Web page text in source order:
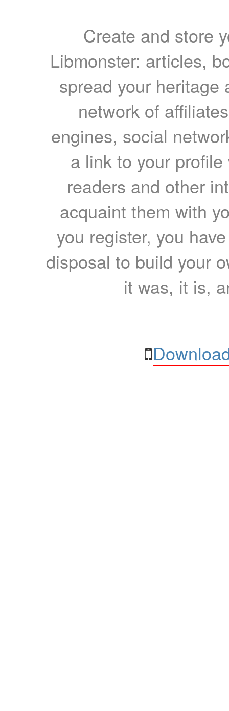
Create and store
Libmonster: articles,
spread your heritage
network of
engines, social
a link to your
readers and other
acquaint them with
you register, you
disposal to build your
it was, it is,